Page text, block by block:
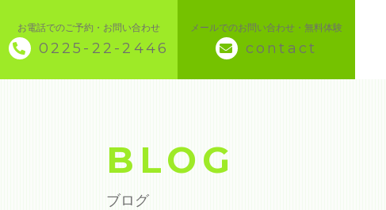
お電話でのご予約・お問い合わせ
0225-22-2446
メールでのお問い合わせ・無料体験
contact
◇ トップページ
BLOG
ブログ